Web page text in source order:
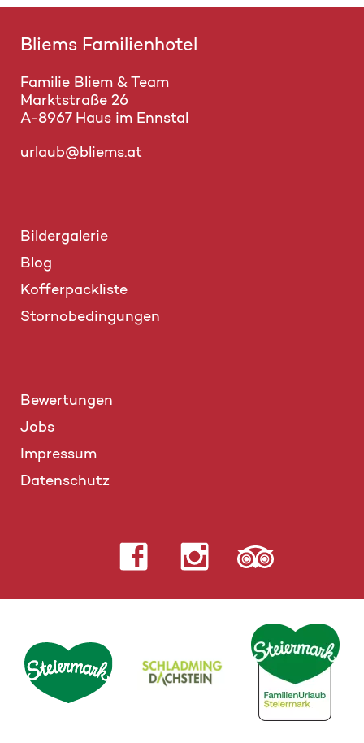
Bliems Familienhotel
Familie Bliem & Team
Marktstraße 26
A-8967 Haus im Ennstal
urlaub@bliems.at
Bildergalerie
Blog
Kofferpackliste
Stornobedingungen
Bewertungen
Jobs
Impressum
Datenschutz